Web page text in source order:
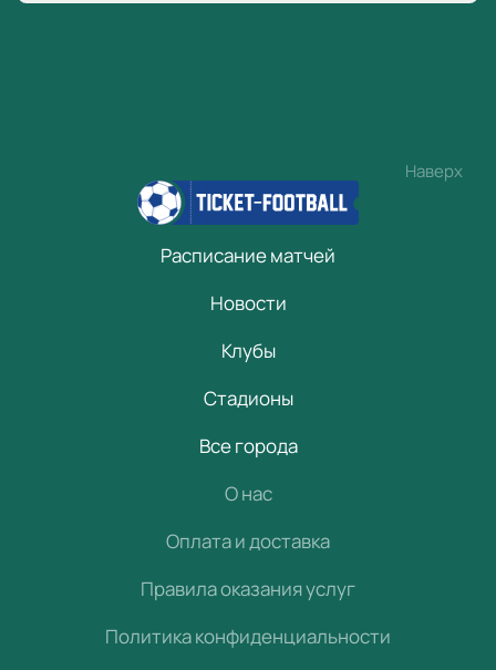
Наверх
Расписание матчей
Новости
Клубы
Стадионы
Все города
О нас
Оплата и доставка
Правила оказания услуг
Политика конфиденциальности